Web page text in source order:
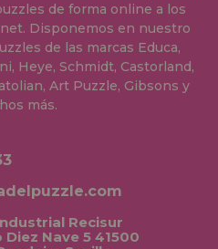
de forma online a los
Disponemos en nuestro
de las marcas Educa,
Heye, Schmidt, Castorland,
Art Puzzle, Gibsons y
más.
Recisur
Diez Nave 5 41500